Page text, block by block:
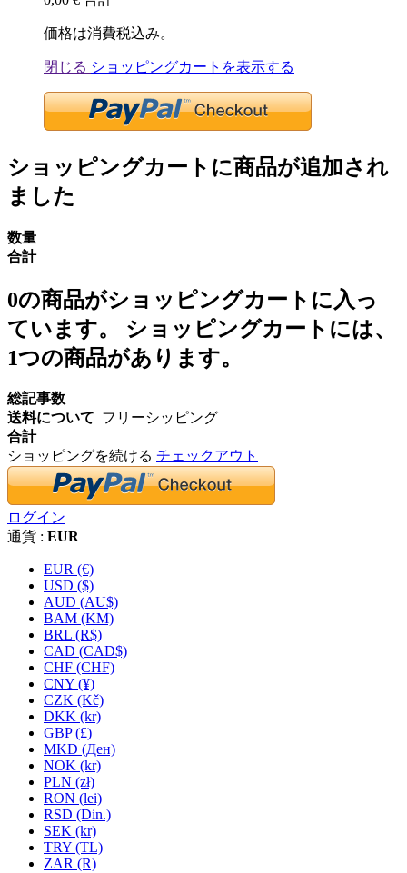
価格は消費税込み。
閉じる ショッピングカートを表示する
ショッピングカートに商品が追加され
ました
数量
合計
0の商品がショッピングカートに入っ
ています。 ショッピングカートには、
1つの商品があります。
総記事数
送料について フリーシッピング
合計
ショッピングを続ける チェックアウト
ログイン
通貨 : EUR
EUR (€)
USD ($)
AUD (AU$)
BAM (KM)
BRL (R$)
CAD (CAD$)
CHF (CHF)
CNY (¥)
CZK (Kč)
DKK (kr)
GBP (£)
MKD (Ден)
NOK (kr)
PLN (zł)
RON (lei)
RSD (Din.)
SEK (kr)
TRY (TL)
ZAR (R)